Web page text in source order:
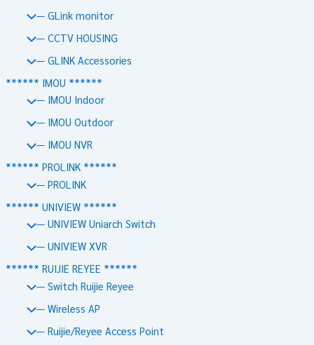
— GLink monitor
— CCTV HOUSING
— GLINK Accessories
****** IMOU ******
— IMOU Indoor
— IMOU Outdoor
— IMOU NVR
****** PROLINK ******
— PROLINK
****** UNIVIEW ******
— UNIVIEW Uniarch Switch
— UNIVIEW XVR
****** RUIJIE REYEE ******
— Switch Ruijie Reyee
— Wireless AP
— Ruijie/Reyee Access Point